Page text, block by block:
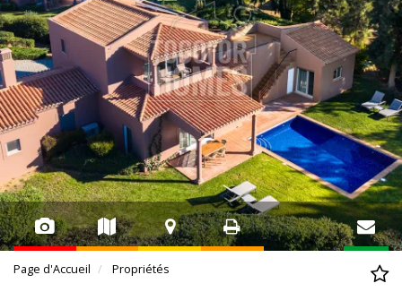
Page d'Accueil Propriétés